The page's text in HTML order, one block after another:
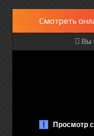
Смотреть
Вы